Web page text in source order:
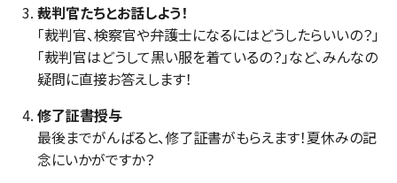
裁判官たちとお話しよう！
「裁判官、検察官や弁護士になるにはどうしたらいいの？」
「裁判官はどうして黒い服を着ているの？」など、みんなの
疑問に直接お答えします！
修了証書授与
最後までがんばると、修了証書がもらえます！夏休みの記
念にいかがですか？